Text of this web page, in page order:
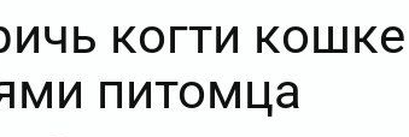
когти
питомца